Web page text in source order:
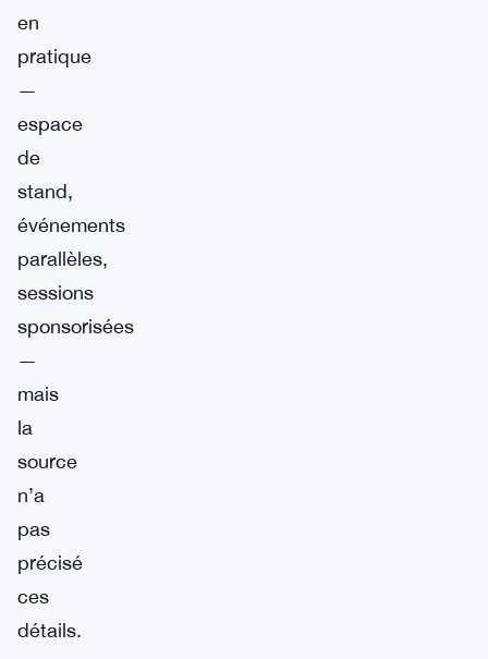
en
pratique
—
espace
de
stand,
événements
parallèles,
sessions
sponsorisées
—
mais
la
source
n’a
pas
précisé
ces
détails.